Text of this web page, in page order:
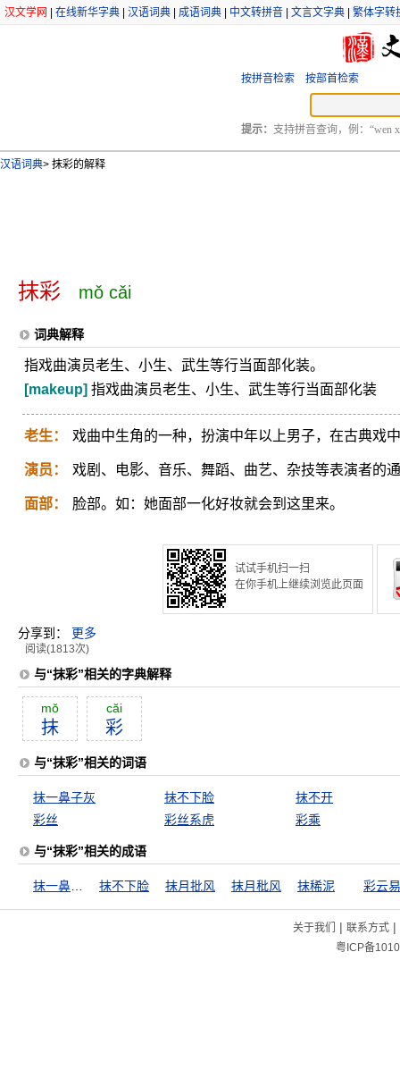
汉文学网 在线新华字典 汉语词典 成语词典 中文转拼音 文言文字典 繁体字转
按拼音检索 按部首检索
提示： 支持拼音查询，例：“wen
汉语词典> 抹彩的解释
抹彩 mǒ cǎi
词典解释
指戏曲演员老生、小生、武生等行当面部化装。
[makeup] 指戏曲演员老生、小生、武生等行当面部化装
老生： 戏曲中生角的一种，扮演中年以上男子，在古典戏
演员： 戏剧、电影、音乐、舞蹈、曲艺、杂技等表演者的
面部： 脸部。如：她面部一化好妆就会到这里来。
试试手机扫一扫
在你手机上继续浏览此页面
分享到： 更多
阅读(1813次)
与“抹彩”相关的字典解释
mŏ
抹
căi
彩
与“抹彩”相关的词语
抹一鼻子灰 抹不下脸
抹不开
彩丝
彩丝系虎 彩乘
与“抹彩”相关的成语
抹不下脸 抹月批风 抹月秕风 抹稀泥 彩云
关于我们 | 联系方式|
粤ICP备